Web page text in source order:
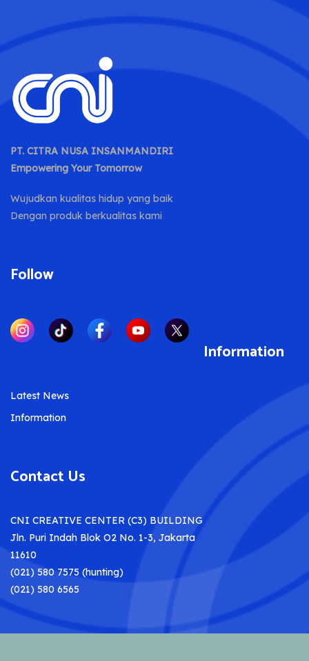
PT. CITRA NUSA INSANMANDIRI
Empowering Your Tomorrow
Wujudkan kualitas hidup yang baik
Dengan produk berkualitas kami
Follow
Information
Latest News
Information
Contact Us
CNI CREATIVE CENTER (C3) BUILDING
Jln. Puri Indah Blok O2 No. 1-3, Jakarta
11610
(021) 580 7575 (hunting)
(021) 580 6565